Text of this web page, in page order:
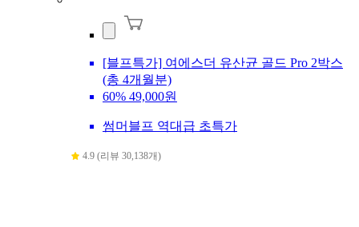
[블프특가] 여에스더 유산균 골드 Pro 2박스
(총 4개월분)
60% 49,000원
썸머블프 역대급 초특가
4.9 (리뷰 30,138개)